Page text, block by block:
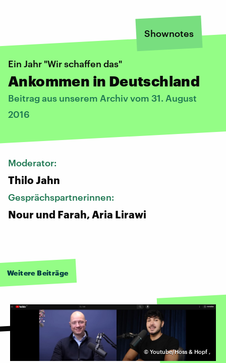
Shownotes
Ein Jahr "Wir schaffen das"
Ankommen in Deutschland
Beitrag aus unserem Archiv vom 31. August
2016
Moderator:
Thilo Jahn
Gesprächspartnerinnen:
Nour und Farah, Aria Lirawi
Weitere Beiträge
© Youtube/Hoss & Hopf ,